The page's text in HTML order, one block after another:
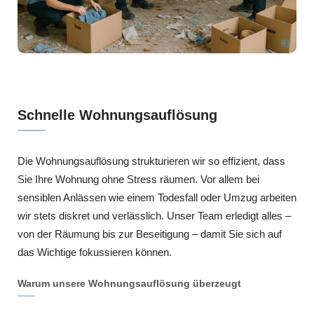
Schnelle Wohnungsauflösung
Die Wohnungsauflösung strukturieren wir so effizient, dass
Sie Ihre Wohnung ohne Stress räumen. Vor allem bei
sensiblen Anlässen wie einem Todesfall oder Umzug arbeiten
wir stets diskret und verlässlich. Unser Team erledigt alles –
von der Räumung bis zur Beseitigung – damit Sie sich auf
das Wichtige fokussieren können.
Warum unsere Wohnungsauflösung überzeugt